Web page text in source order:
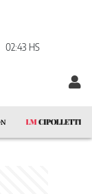
02:43 HS